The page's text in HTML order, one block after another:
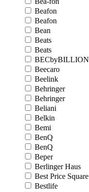
Beafon
Beafon
Bean
Beats
Beats
BECbyBILLION
Beecaro
Beelink
Behringer
Behringer
Beliani
Belkin
Bemi
BenQ
BenQ
Beper
Berlinger Haus
Best Price Square
Bestlife